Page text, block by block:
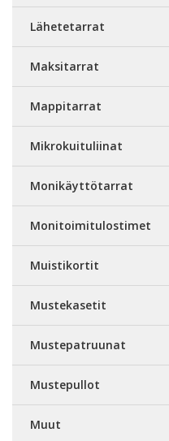
Lähetetarrat
Maksitarrat
Mappitarrat
Mikrokuituliinat
Monikäyttötarrat
Monitoimitulostimet
Muistikortit
Mustekasetit
Mustepatruunat
Mustepullot
Muut